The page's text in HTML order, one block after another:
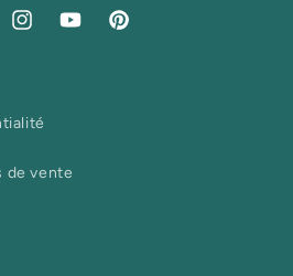
InstagramYouTubePinterest
de vente